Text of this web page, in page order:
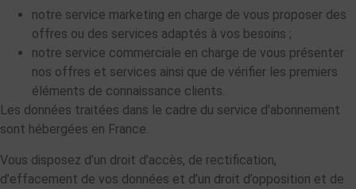
notre service marketing en charge de vous proposer des
offres ou des services adaptés à vos besoins ;
notre service commerciale en charge de vous présenter
nos offres et services ainsi que de vérifier les premiers
éléments de connaissance clients.
Les données traitées dans le cadre du service d’abonnement
sont hébergées en France.
Vous disposez d’un droit d’accès, de rectification,
d’effacement de vos données et d’un droit d’opposition et de